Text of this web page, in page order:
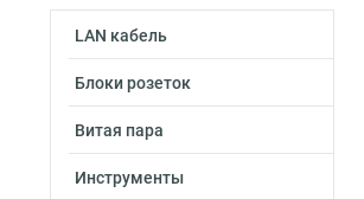
LAN кабель
Блоки розеток
Витая пара
Инструменты